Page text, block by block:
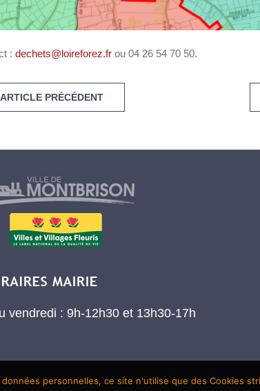
: dechets@loireforez.fr ou 04 26 54 70 50.
ARTICLE PRÉCÉDENT
vendredi : 9h-12h30 et 13h30-17h
personnelles, ce site n'utilise que des Cookies